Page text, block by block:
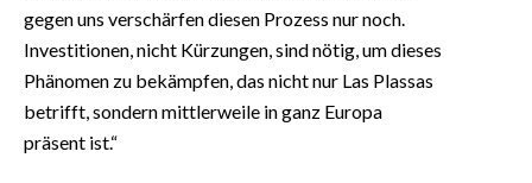
gegen uns verschärfen diesen Prozess nur noch.
Investitionen, nicht Kürzungen, sind nötig, um dieses
Phänomen zu bekämpfen, das nicht nur Las Plassas
betrifft, sondern mittlerweile in ganz Europa
präsent ist.“